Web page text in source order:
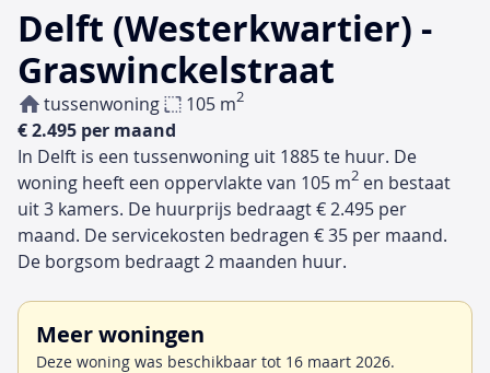
Delft (Westerkwartier) -
Graswinckelstraat
tussenwoning 105 m2
€ 2.495 per maand
In Delft is een tussenwoning uit 1885 te huur. De
woning heeft een oppervlakte van 105 m2 en bestaat
uit 3 kamers. De huurprijs bedraagt € 2.495 per
maand. De servicekosten bedragen € 35 per maand.
De borgsom bedraagt 2 maanden huur.
Meer woningen
Deze woning was beschikbaar tot 16 maart 2026.